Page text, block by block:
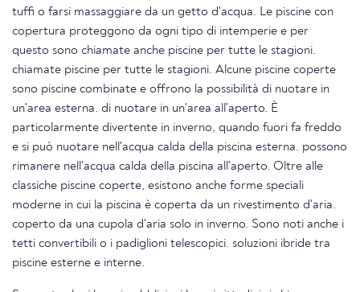
tuffi o farsi massaggiare da un getto d'acqua. Le piscine con
copertura proteggono da ogni tipo di intemperie e per
questo sono chiamate anche piscine per tutte le stagioni.
chiamate piscine per tutte le stagioni. Alcune piscine coperte
sono piscine combinate e offrono la possibilità di nuotare in
un'area esterna. di nuotare in un'area all'aperto. È
particolarmente divertente in inverno, quando fuori fa freddo
e si può nuotare nell'acqua calda della piscina esterna. possono
rimanere nell'acqua calda della piscina all'aperto. Oltre alle
classiche piscine coperte, esistono anche forme speciali
moderne in cui la piscina è coperta da un rivestimento d'aria.
coperto da una cupola d'aria solo in inverno. Sono noti anche i
tetti convertibili o i padiglioni telescopici. soluzioni ibride tra
piscine esterne e interne.